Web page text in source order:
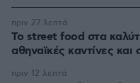
Το street food στα
αθηναϊκές καντίνες και
πριν 27 λεπτά
πριν 12 λεπτά